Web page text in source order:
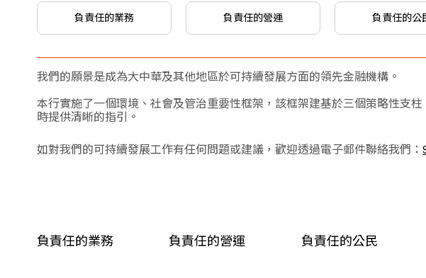
負責任的業務 負責任的營運 負責任的公
我們的願景是成為大中華及其他地區於可持續發展方面的領先金融機構。
本行實施了一個環境、社會及管治重要性框架，該框架建基於三個策略性支
時提供清晰的指引。
如對我們的可持續發展工作有任何問題或建議，歡迎透過電子郵件聯絡我們：
負責任的業務 負責任的營運 負責任的公民